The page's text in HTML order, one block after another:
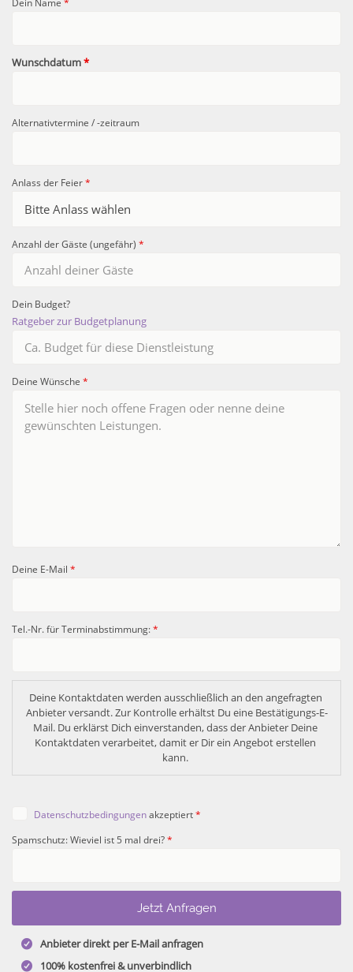
Wunschdatum*
Alternativtermine / -zeitraum
Anlass der Feier*
Anzahl der Gäste (ungefähr) *
Dein Budget?
Ratgeber zur Budgetplanung
Deine Wünsche *
Deine E-Mail *
Tel.-Nr. für Terminabstimmung:*
Deine Kontaktdaten werden ausschließlich an den angefragten
Anbieter versandt. Zur Kontrolle erhältst Du eine Bestätigungs-E-
Mail. Du erklärst Dich einverstanden, dass der Anbieter Deine
Kontaktdaten verarbeitet, damit er Dir ein Angebot erstellen
kann.
Datenschutzbedingungenakzeptiert*
Spamschutz: Wieviel ist 5 mal drei?*
Anbieter direkt per E-Mail anfragen
100% kostenfrei & unverbindlich